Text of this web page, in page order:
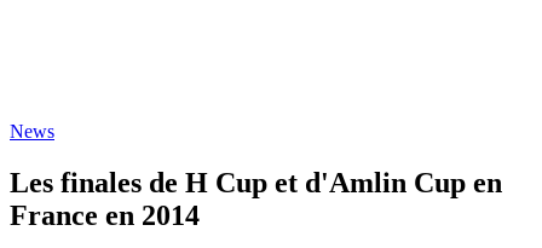
News
Les finales de H Cup et d'Amlin Cup en
France en 2014